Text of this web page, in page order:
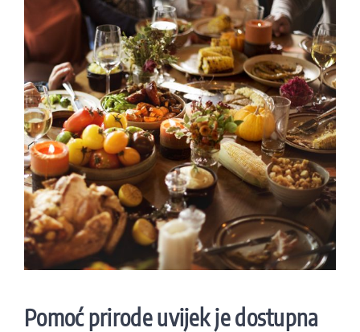
Pomoć prirode uvijek je dostupna